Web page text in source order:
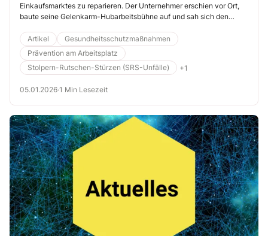
Einkaufsmarktes zu reparieren. Der Unternehmer erschien vor Ort,
baute seine Gelenkarm-Hubarbeitsbühne auf und sah sich den
und fragte bei der Marktleitung an, ob ihm ein Mitarbeiter helfen
könne. Dies wurde ihm zugesagt – und so nahm das Unheil seinen
Lauf.
Artikel
Gesundheitsschutzmaßnahmen
Prävention am Arbeitsplatz
Stolpern-Rutschen-Stürzen (SRS-Unfälle)
+1
05.01.2026·1 Min Lesezeit